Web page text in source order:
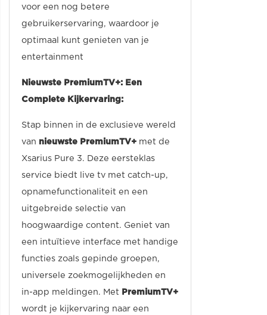
voor een nog betere
gebruikerservaring, waardoor je
optimaal kunt genieten van je
entertainment
Nieuwste PremiumTV+: Een
Complete Kijkervaring:
Stap binnen in de exclusieve wereld
van nieuwste PremiumTV+ met de
Xsarius Pure 3. Deze eersteklas
service biedt live tv met catch-up,
opnamefunctionaliteit en een
uitgebreide selectie van
hoogwaardige content. Geniet van
een intuïtieve interface met handige
functies zoals gepinde groepen,
universele zoekmogelijkheden en
in-app meldingen. Met PremiumTV+
wordt je kijkervaring naar een